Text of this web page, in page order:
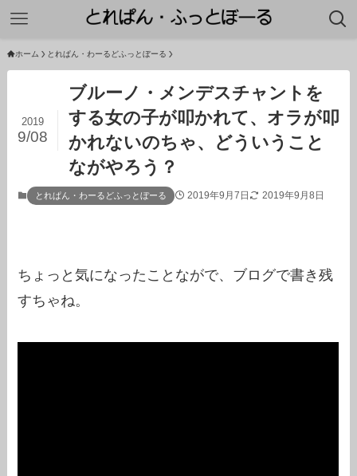
ホーム とれぱん・わーるどふっとぼーる
ブルーノ・メンデスチャントを
する女の子が叩かれて、オラが叩
かれないのちゃ、どういうこと
ながやろう？
2019
9/08
とれぱん・わーるどふっとぼーる 2019年9月7日 2019年9月8日
ちょっと気になったことながで、ブログで書き残
すちゃね。